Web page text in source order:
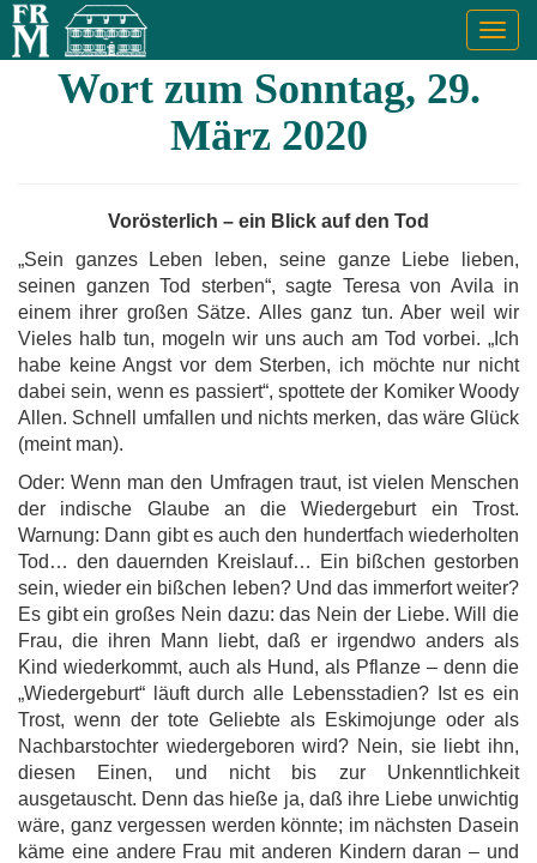
Wort zum Sonntag, 29.
März 2020
Vorösterlich – ein Blick auf den Tod
„Sein ganzes Leben leben, seine ganze Liebe lieben,
seinen ganzen Tod sterben“, sagte Teresa von Avila in
einem ihrer großen Sätze. Alles ganz tun. Aber weil wir
Vieles halb tun, mogeln wir uns auch am Tod vorbei. „Ich
habe keine Angst vor dem Sterben, ich möchte nur nicht
dabei sein, wenn es passiert“, spottete der Komiker Woody
Allen. Schnell umfallen und nichts merken, das wäre Glück
(meint man).
Oder: Wenn man den Umfragen traut, ist vielen Menschen
der indische Glaube an die Wiedergeburt ein Trost.
Warnung: Dann gibt es auch den hundertfach wiederholten
Tod… den dauernden Kreislauf… Ein bißchen gestorben
sein, wieder ein bißchen leben? Und das immerfort weiter?
Es gibt ein großes Nein dazu: das Nein der Liebe. Will die
Frau, die ihren Mann liebt, daß er irgendwo anders als
Kind wiederkommt, auch als Hund, als Pflanze – denn die
„Wiedergeburt“ läuft durch alle Lebensstadien? Ist es ein
Trost, wenn der tote Geliebte als Eskimojunge oder als
Nachbarstochter wiedergeboren wird? Nein, sie liebt ihn,
diesen Einen, und nicht bis zur Unkenntlichkeit
ausgetauscht. Denn das hieße ja, daß ihre Liebe unwichtig
wäre, ganz vergessen werden könnte; im nächsten Dasein
käme eine andere Frau mit anderen Kindern daran – und